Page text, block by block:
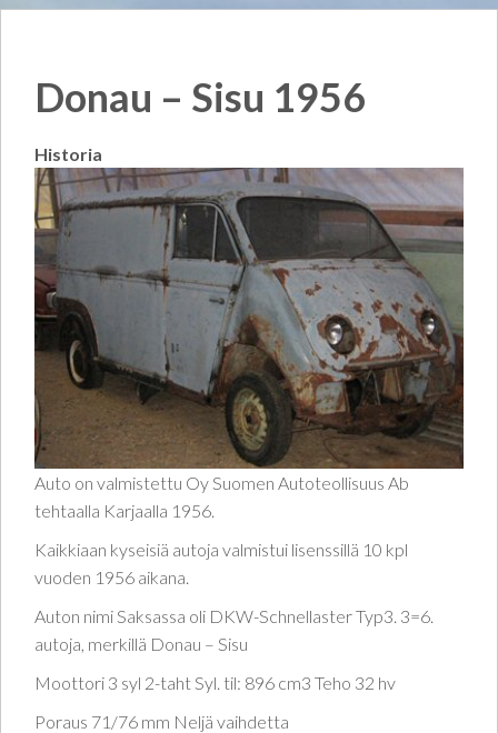
Donau – Sisu 1956
Historia
Auto on valmistettu Oy Suomen Autoteollisuus Ab
tehtaalla Karjaalla 1956.
Kaikkiaan kyseisiä autoja valmistui lisenssillä 10 kpl
vuoden 1956 aikana.
Auton nimi Saksassa oli DKW-Schnellaster Typ3. 3=6.
autoja, merkillä Donau – Sisu
Moottori 3 syl 2-taht Syl. til: 896 cm3 Teho 32 hv
Poraus 71/76 mm Neljä vaihdetta